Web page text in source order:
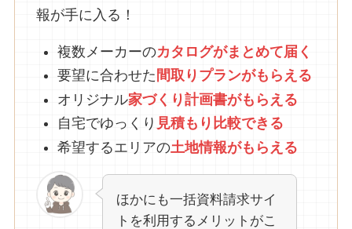
報が手に入る！
複数メーカーのカタログがまとめて届 く
要望に合わせた 間取りプランがもらえる
オリジナル家づくり計画書がもらえる
自宅でゆっくり 見積もり比較できる
希望するエリアの土地情報がもらえる
ほかにも一括資料請求サイ
トを利用するメリットがこ